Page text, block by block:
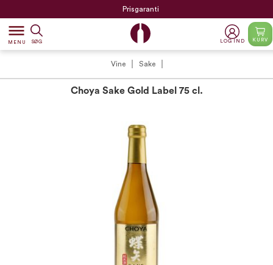
Prisgaranti
dehaze
MENU SØG LOG IND KURV
Vine Sake
Choya Sake Gold Label 75 cl.